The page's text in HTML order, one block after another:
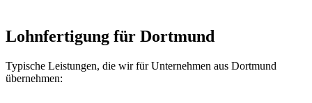
Lohnfertigung für Dortmund
Typische Leistungen, die wir für Unternehmen aus Dortmund
übernehmen: